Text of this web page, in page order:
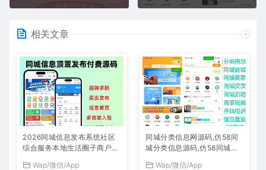
相关文章
2026同城信息发布系统社区
综合服务本地生活圈子商户入
Wap/微信/App
同城分类信息网源码,仿58同
城分类信息源码,仿58同城小
Wap/微信/App